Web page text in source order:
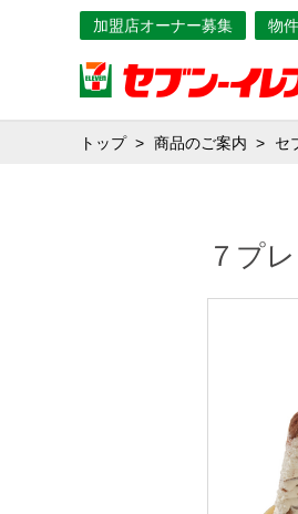
加盟店オーナー募集 物
トップ 商品のご案内 セ
７プ